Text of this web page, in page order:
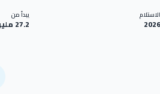
الاستلام
2026
يبدأ من
27.2 مليون